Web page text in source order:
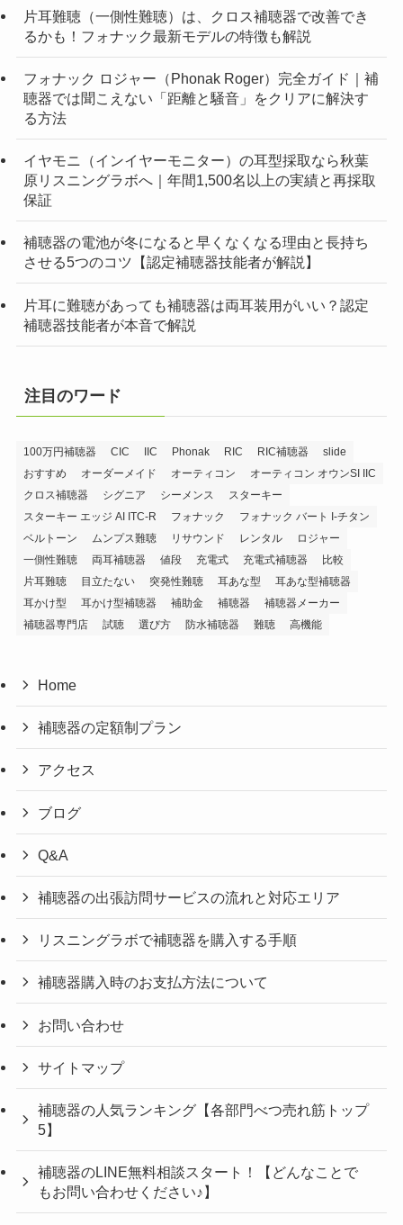
片耳難聴（一側性難聴）は、クロス補聴器で改善でき
るかも！フォナック最新モデルの特徴も解説
フォナック ロジャー（Phonak Roger）完全ガイド｜補
聴器では聞こえない「距離と騒音」をクリアに解決す
る方法
イヤモニ（インイヤーモニター）の耳型採取なら秋葉
原リスニングラボへ｜年間1,500名以上の実績と再採取
保証
補聴器の電池が冬になると早くなくなる理由と長持ち
させる5つのコツ【認定補聴器技能者が解説】
片耳に難聴があっても補聴器は両耳装用がいい？認定
補聴器技能者が本音で解説
注目のワード
100万円補聴器 CIC IIC Phonak RIC RIC補聴器
slide
おすすめ
オーダーメイド オーティコン
オーティコン オウンSI IIC
クロス補聴器
シグニア シーメンス
スターキー
スターキー エッジ AI ITC-R
フォナック
フォナック バート I-チタン
ベルトーン
ムンプス難聴 リサウンド レンタル
ロジャー
一側性難聴
両耳補聴器 値段 充電式 充電式補聴器
比較
片耳難聴
目立たない 突発性難聴 耳あな型
耳あな型補聴器
耳かけ型
耳かけ型補聴器 補助金 補聴器
補聴器メーカー
補聴器専門店
試聴 選び方 防水補聴器 難聴 高機能
Home
補聴器の定額制プラン
アクセス
ブログ
Q&A
補聴器の出張訪問サービスの流れと対応エリア
リスニングラボで補聴器を購入する手順
補聴器購入時のお支払方法について
お問い合わせ
サイトマップ
補聴器の人気ランキング【各部門べつ売れ筋トップ
5】
補聴器のLINE無料相談スタート！【どんなことで
もお問い合わせください♪】